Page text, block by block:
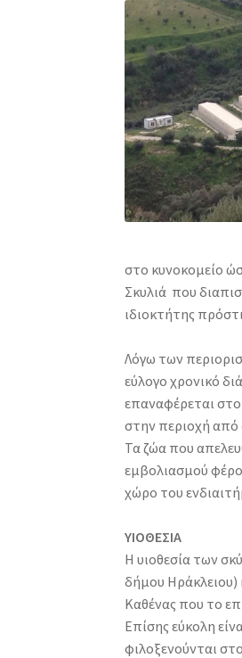
στο κυνοκομείο
Σκυλιά που
ιδιοκτήτης
Λόγω των
εύλογο χρονικό
επαναφέρεται
στην περιοχή από
Τα ζώα που
εμβολιασμού
χώρο του
ΥΙΟΘΕΣΙΑ
Η υιοθεσία των
δήμου Ηράκλειου)
Καθένας που το
Επίσης εύκολη
φιλοξενούνται